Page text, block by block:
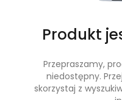
Produkt
Przepraszamy,
niedostępny.
skorzystaj z